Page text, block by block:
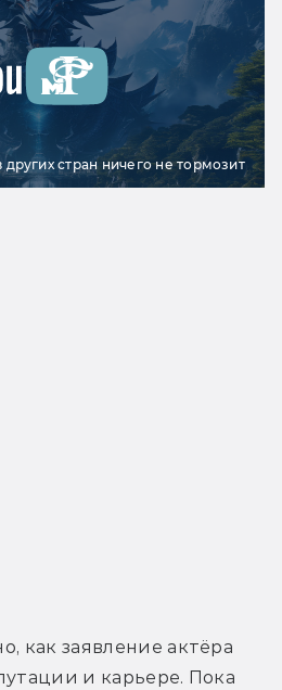
стран ничего не тормозит
как заявление актёра
и карьере. Пока